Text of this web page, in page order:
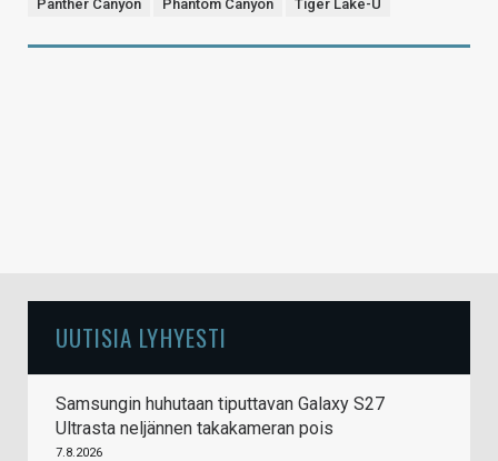
Panther Canyon
Phantom Canyon Tiger Lake-U
UUTISIA LYHYESTI
Samsungin huhutaan tiputtavan Galaxy S27
Ultrasta neljännen takakameran pois
7.8.2026